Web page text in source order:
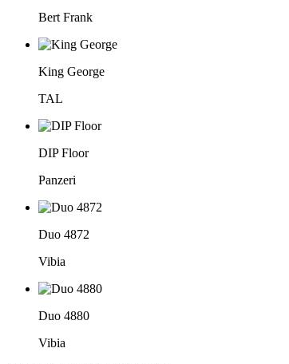
Bert Frank
King George
TAL
DIP Floor
Panzeri
Duo 4872
Vibia
Duo 4880
Vibia